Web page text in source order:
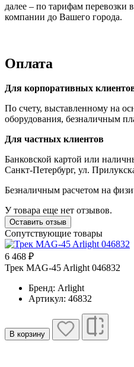
далее – по тарифам перевозки
компании до Вашего города.
Оплата
Для корпоративных
По счету, выставленному на
оборудования, безналичным
Для частных клиентов
Банковской картой или
Санкт-Петербург, ул.
Безналичным расчетом на
У товара еще нет отзывов.
Оставить отзыв
Сопутствующие товары
6 468 ₽
Трек MAG-45 Arlight 046832
Бренд: Arlight
Артикул: 46832
В корзину